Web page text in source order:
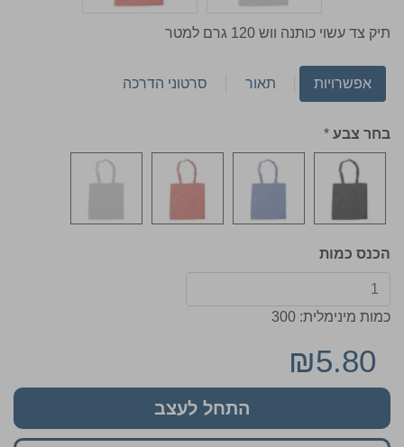
תיק צד עשוי כותנה ווש 120 גרם למטר
אפשרויות תאור סרטוני הדרכה
בחר צבע *
הכנס כמות
כמות מינימלית: 300
₪5.80
התחל לעצב